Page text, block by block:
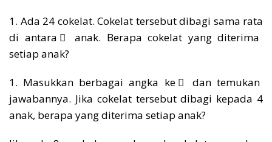
1. Ada 24 cokelat. Cokelat tersebut dibagi sama rata
di antara ⃞ anak. Berapa cokelat yang diterima
setiap anak?
1. Masukkan berbagai angka ke ⃞ dan temukan
jawabannya. Jika cokelat tersebut dibagi kepada 4
anak, berapa yang diterima setiap anak?